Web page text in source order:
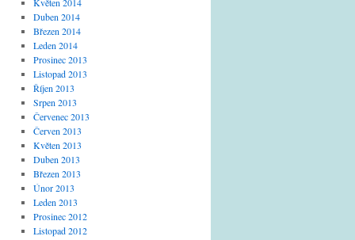
Duben 2014
Březen 2014
Leden 2014
Prosinec 2013
Listopad 2013
Říjen 2013
Srpen 2013
Červenec 2013
Červen 2013
Květen 2013
Duben 2013
Březen 2013
Únor 2013
Leden 2013
Prosinec 2012
Listopad 2012